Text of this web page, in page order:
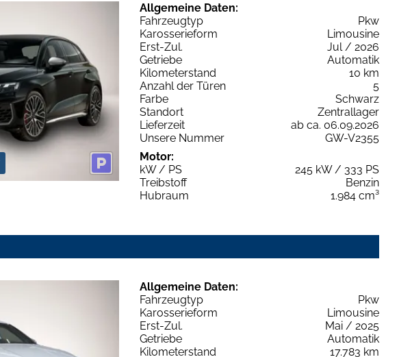
Allgemeine Daten:
Fahrzeugtyp
Pkw
Karosserieform
Limousine
Erst-Zul.
Jul / 2026
Getriebe
Automatik
Kilometerstand
10 km
Anzahl der Türen
5
Farbe
Schwarz
Standort
Zentrallager
Lieferzeit
ab ca. 06.09.2026
Unsere Nummer
GW-V2355
Motor:
kW / PS
245 kW / 333 PS
Treibstoff
Benzin
Hubraum
1.984 cm³
Allgemeine Daten:
Fahrzeugtyp
Pkw
Karosserieform
Limousine
Erst-Zul.
Mai / 2025
Getriebe
Automatik
Kilometerstand
17.783 km